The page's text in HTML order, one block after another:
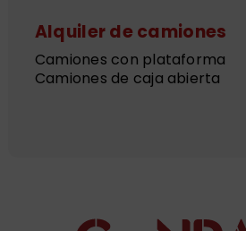
Alquiler de camiones
Camiones con plataforma
Camiones de caja abierta